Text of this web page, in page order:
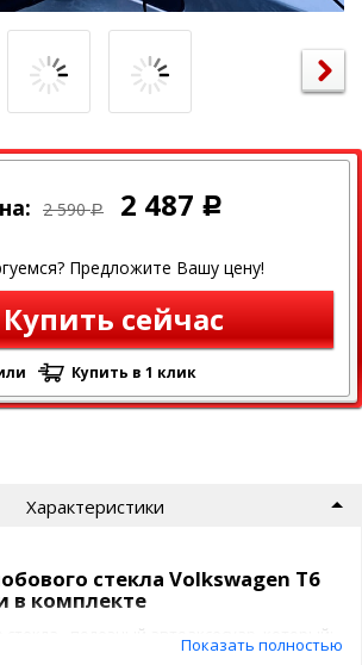
2 590 Р 2 487 Р
Предложите Вашу цену!
Купить сейчас
Купить в 1 клик
Характеристики
стекла Volkswagen T6
в комплекте
- полезный автоаксесуар, который:
ручейков воды на боковых
Показать полностью